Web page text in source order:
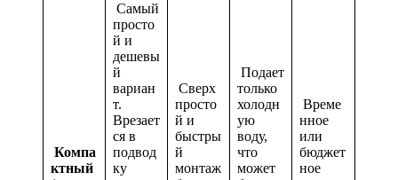
Компа
ктный
Самый
просто
й и
дешевы
й
вариан
т.
Врезает
ся в
подвод
ку
Сверх
просто
й и
быстры
й
монтаж
Подает
только
холодн
ую
воду,
что
может
Време
нное
или
бюджет
ное